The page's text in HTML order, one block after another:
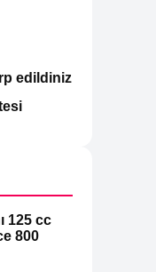
edildiniz
125 cc
800